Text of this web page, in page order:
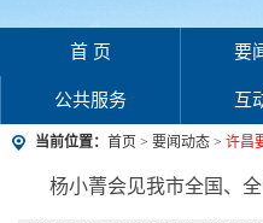
首 页 要
公共服务 互
当前位置： 首页 > 要闻动态 > 许昌
杨小菁会见我市全国、